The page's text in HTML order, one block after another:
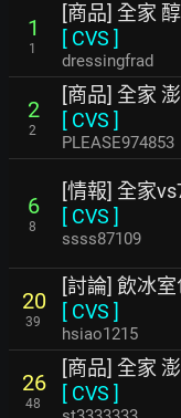
1
1
[商品] 全家
[ CVS ]
dressingfrad
2
2
[商品] 全家
[ CVS ]
PLEASE974853
6
8
[情報] 全家
[ CVS ]
ssss87109
20
39
[討論] 飲冰
[ CVS ]
hsiao1215
26
48
[商品] 全家
[ CVS ]